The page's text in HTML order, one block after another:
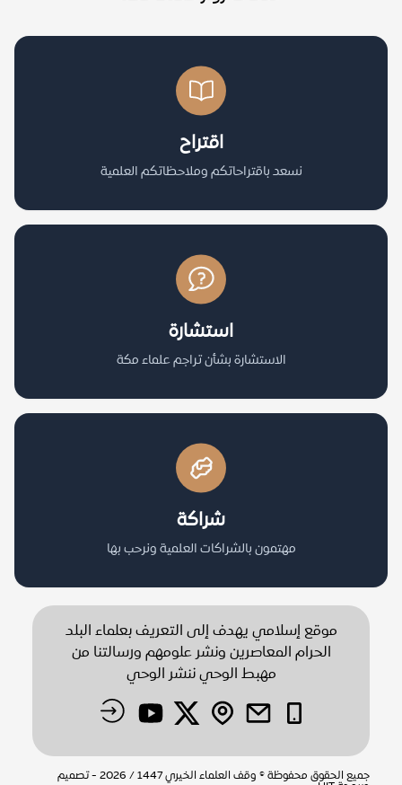
اقتراح
نسعد باقتراحاتكم وملاحظاتكم العلمية
استشارة
الاستشارة بشأن تراجم علماء مكة
شراكة
مهتمون بالشراكات العلمية ونرحب بها
موقع إسلامي يهدف إلى التعريف بعلماء البلد
الحرام المعاصرين ونشر علومهم ورسالتنا من
مهبط الوحي ننشر الوحي
جميع الحقوق محفوظة © وقف العلماء الخيري 1447 / 2026 - تصميم